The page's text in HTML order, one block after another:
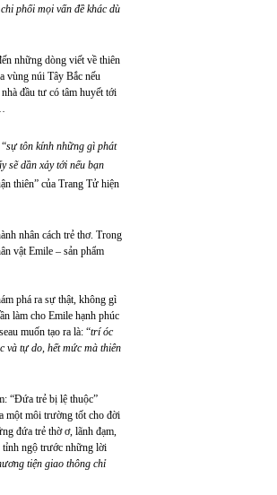
phối mọi vấn đề khác dù
những dòng viết về thiên
vùng núi Tây Bắc nếu
đầu tư có tâm huyết tới
sự tôn kính những gì phát
sẽ dần xảy tới nếu bạn
thiên” của Trang Tử hiện
nhân cách trẻ thơ. Trong
vật Emile – sản phẩm
phá ra sự thật, không gì
làm cho Emile hạnh phúc
muốn tạo ra là: “trí óc
và tự do, hết mức mà thiên
“Đứa trẻ bị lệ thuộc”
một môi trường tốt cho đời
đứa trẻ thờ ơ, lãnh đạm,
tỉnh ngộ trước những lời
tiện giao thông chỉ